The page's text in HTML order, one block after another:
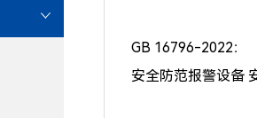
GB 16796-2022：
安全防范报警设备